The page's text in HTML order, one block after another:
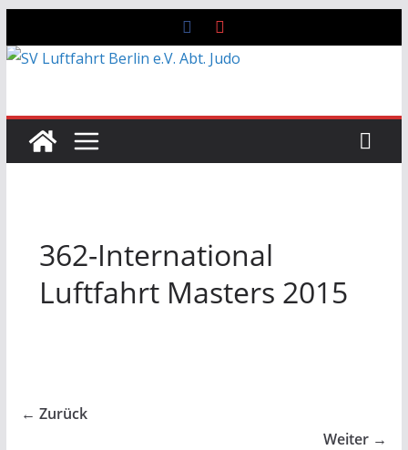
Inhalt
362-International
Luftfahrt Masters 2015
← Zurück
Weiter →